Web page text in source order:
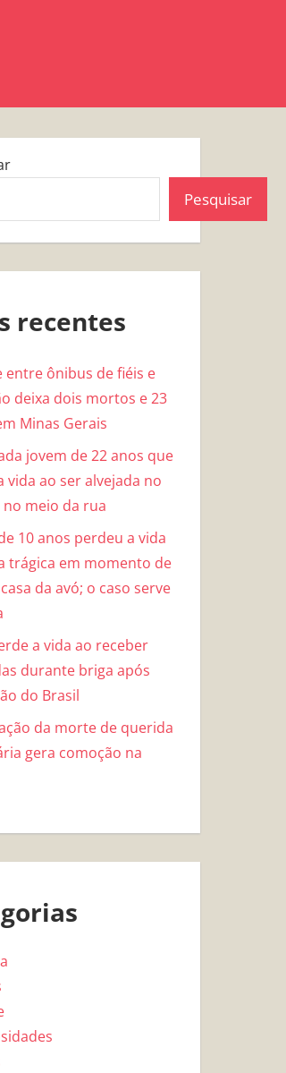
Pesquisar
recentes
entre ônibus de fiéis e
deixa dois mortos e 23
Minas Gerais
jovem de 22 anos que
vida ao ser alvejada no
no meio da rua
10 anos perdeu a vida
trágica em momento de
da avó; o caso serve
a vida ao receber
durante briga após
do Brasil
da morte de querida
gera comoção na